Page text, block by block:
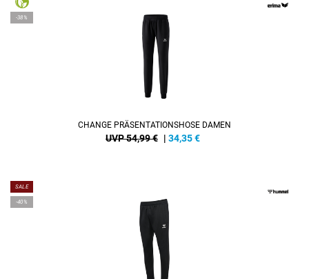
-38%
CHANGE PRÄSENTATIONSHOSE DAMEN
UVP 54,99 € | 34,35€
SALE
-40%